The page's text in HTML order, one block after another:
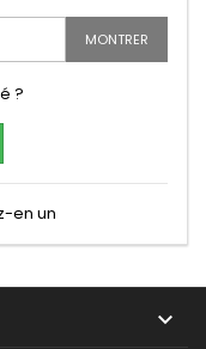
MONTRER
?
en un
